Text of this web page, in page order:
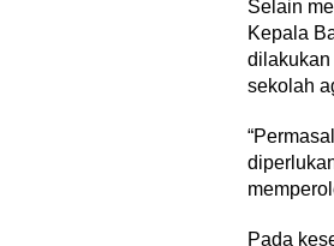
Selain
Kepala
dilakukan
sekolah
Pada